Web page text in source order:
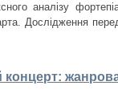
аналізу
Дослідження